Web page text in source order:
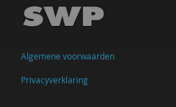
Alain Caillé e.v.a
William E. Connolly
Christine Cuomo
Algemene voorwaarden
Privacyverklaring